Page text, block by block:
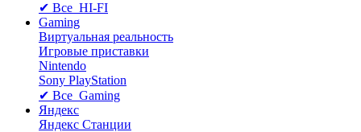
✔ Все HI-FI
Gaming
Виртуальная реальность
Игровые приставки
Nintendo
Sony PlayStation
✔ Все Gaming
Яндекс
Яндекс Станции